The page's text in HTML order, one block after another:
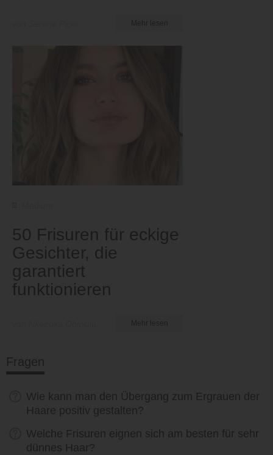
50 Frisuren für eckige
Gesichter, die
garantiert
funktionieren
Fragen
Wie kann man den Übergang zum Ergrauen der
Haare positiv gestalten?
Welche Frisuren eignen sich am besten für sehr
dünnes Haar?